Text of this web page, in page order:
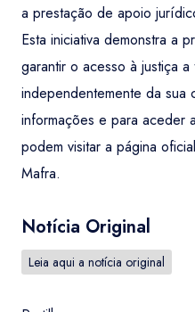
a prestação de apoio
Esta iniciativa demonstra a
garantir o acesso à justiça
independentemente da sua
informações e para aceder
podem visitar a página
Mafra.
Notícia Original
Leia aqui a notícia original